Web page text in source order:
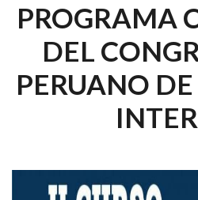
PROGRAMA
DEL
PERUANO